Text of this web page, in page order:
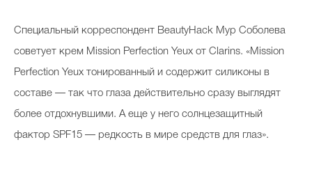
Специальный корреспондент BeautyHack Мур Соболева
советует крем Mission Perfection Yeux от Clarins. «Mission
Perfection Yeux тонированный и содержит силиконы в
составе — так что глаза действительно сразу выглядят
более отдохнувшими. А еще у него солнцезащитный
фактор SPF15 — редкость в мире средств для глаз».